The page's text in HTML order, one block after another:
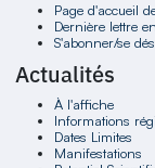
Page d'accueil
Dernière lettre
S'abonner/se
Actualités
À l'affiche
Informations
Dates Limites
Manifestations